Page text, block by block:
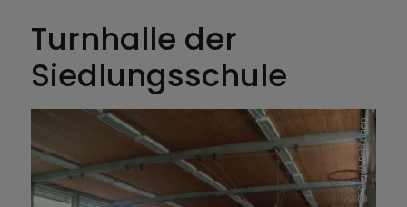
Turnhalle der
Siedlungsschule
Stadt Bobingen